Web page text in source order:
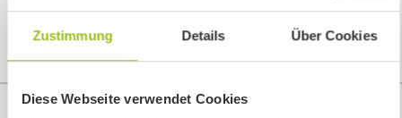
Zustimmung Details Über Cookies
Diese Webseite verwendet Cookies